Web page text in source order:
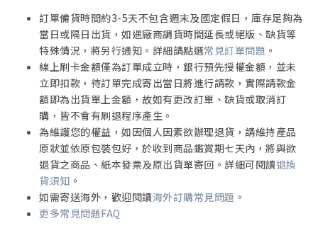
訂單備貨時間約3-5天不包含週末及國定假日，庫存足夠為
當日或隔日出貨，如遇廠商調貨時間延長或絕版、缺貨等
特殊情況，將另行通知。詳細請點選常見訂單問題 。
線上刷卡金額僅為訂單成立時，銀行預先授權金額，並未
立即扣款，待訂單完成寄出當日將進行請款，實際請款金
額即為出貨單上金額，故如有更改訂單、缺貨或取消訂
購，皆不會有刷退程序產生。
為維護您的權益，如因個人因素欲辦理退貨，請維持產品
原狀並依原包裝包好，於收到商品鑑賞期七天內，將與欲
退貨之商品、紙本發票及原出貨單寄回。詳細可閱讀退換
貨須知 。
如需寄送海外，歡迎閱讀海外訂購常見問題 。
更多常見問題FAQ